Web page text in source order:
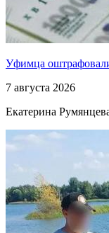
Уфимца
7 августа 2026
Екатерина